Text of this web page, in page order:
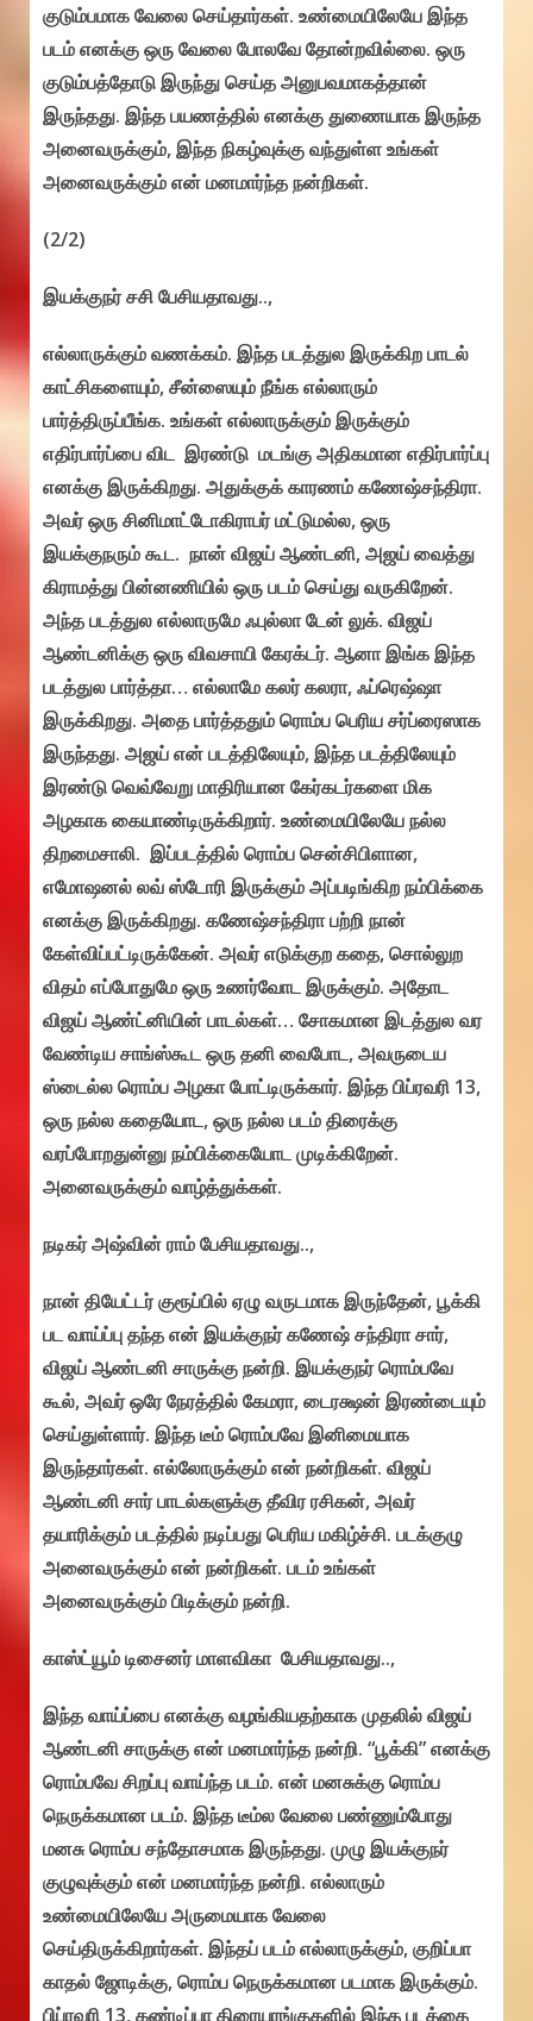
குடும்பமாக வேலை செய்தார்கள். உண்மையிலேயே இந்த
படம் எனக்கு ஒரு வேலை போலவே தோன்றவில்லை. ஒரு
குடும்பத்தோடு இருந்து செய்த அனுபவமாகத்தான்
இருந்தது. இந்த பயணத்தில் எனக்கு துணையாக இருந்த
அனைவருக்கும், இந்த நிகழ்வுக்கு வந்துள்ள உங்கள்
அனைவருக்கும் என் மனமார்ந்த நன்றிகள்.
(2/2)
இயக்குநர் சசி பேசியதாவது..,
எல்லாருக்கும் வணக்கம். இந்த படத்துல இருக்கிற பாடல்
காட்சிகளையும், சீன்ஸையும் நீங்க எல்லாரும்
பார்த்திருப்பீங்க. உங்கள் எல்லாருக்கும் இருக்கும்
எதிர்பார்ப்பை விட இரண்டு மடங்கு அதிகமான எதிர்பார்ப்பு
எனக்கு இருக்கிறது. அதுக்குக் காரணம் கணேஷ்சந்திரா.
அவர் ஒரு சினிமாட்டோகிராபர் மட்டுமல்ல, ஒரு
இயக்குநரும் கூட. நான் விஜய் ஆண்டனி, அஜய் வைத்து
கிராமத்து பின்னணியில் ஒரு படம் செய்து வருகிறேன்.
அந்த படத்துல எல்லாருமே ஃபுல்லா டேன் லுக். விஜய்
ஆண்டனிக்கு ஒரு விவசாயி கேரக்டர். ஆனா இங்க இந்த
படத்துல பார்த்தா… எல்லாமே கலர் கலரா, ஃப்ரெஷ்ஷா
இருக்கிறது. அதை பார்த்ததும் ரொம்ப பெரிய சர்ப்ரைஸாக
இருந்தது. அஜய் என் படத்திலேயும், இந்த படத்திலேயும்
இரண்டு வெவ்வேறு மாதிரியான கேர்கடர்களை மிக
அழகாக கையாண்டிருக்கிறார். உண்மையிலேயே நல்ல
திறமைசாலி. இப்படத்தில் ரொம்ப சென்சிபிளான,
எமோஷனல் லவ் ஸ்டோரி இருக்கும் அப்படிங்கிற நம்பிக்கை
எனக்கு இருக்கிறது. கணேஷ்சந்திரா பற்றி நான்
கேள்விப்பட்டிருக்கேன். அவர் எடுக்குற கதை, சொல்லுற
விதம் எப்போதுமே ஒரு உணர்வோட இருக்கும். அதோட
விஜய் ஆண்ட்னியின் பாடல்கள்… சோகமான இடத்துல வர
வேண்டிய சாங்ஸ்கூட ஒரு தனி வைபோட, அவருடைய
ஸ்டைல்ல ரொம்ப அழகா போட்டிருக்கார். இந்த பிப்ரவரி 13,
ஒரு நல்ல கதையோட, ஒரு நல்ல படம் திரைக்கு
வரப்போறதுன்னு நம்பிக்கையோட முடிக்கிறேன்.
அனைவருக்கும் வாழ்த்துக்கள்.
நடிகர் அஷ்வின் ராம் பேசியதாவது..,
நான் தியேட்டர் குரூப்பில் ஏழு வருடமாக இருந்தேன், பூக்கி
பட வாய்ப்பு தந்த என் இயக்குநர் கணேஷ் சந்திரா சார்,
விஜய் ஆண்டனி சாருக்கு நன்றி. இயக்குநர் ரொம்பவே
கூல், அவர் ஒரே நேரத்தில் கேமரா, டைரக்ஷன் இரண்டையும்
செய்துள்ளார். இந்த டீம் ரொம்பவே இனிமையாக
இருந்தார்கள். எல்லோருக்கும் என் நன்றிகள். விஜய்
ஆண்டனி சார் பாடல்களுக்கு தீவிர ரசிகன், அவர்
தயாரிக்கும் படத்தில் நடிப்பது பெரிய மகிழ்ச்சி. படக்குழு
அனைவருக்கும் என் நன்றிகள். படம் உங்கள்
அனைவருக்கும் பிடிக்கும் நன்றி.
காஸ்ட்யூம் டிசைனர் மாளவிகா பேசியதாவது..,
இந்த வாய்ப்பை எனக்கு வழங்கியதற்காக முதலில் விஜய்
ஆண்டனி சாருக்கு என் மனமார்ந்த நன்றி. “பூக்கி” எனக்கு
ரொம்பவே சிறப்பு வாய்ந்த படம். என் மனசுக்கு ரொம்ப
நெருக்கமான படம். இந்த டீம்ல வேலை பண்ணும்போது
மனசு ரொம்ப சந்தோசமாக இருந்தது. முழு இயக்குநர்
குழுவுக்கும் என் மனமார்ந்த நன்றி. எல்லாரும்
உண்மையிலேயே அருமையாக வேலை
செய்திருக்கிறார்கள். இந்தப் படம் எல்லாருக்கும், குறிப்பா
காதல் ஜோடிக்கு, ரொம்ப நெருக்கமான படமாக இருக்கும்.
பிப்ரவரி 13, கண்டிப்பா திரையரங்குகளில் இந்த படத்தை